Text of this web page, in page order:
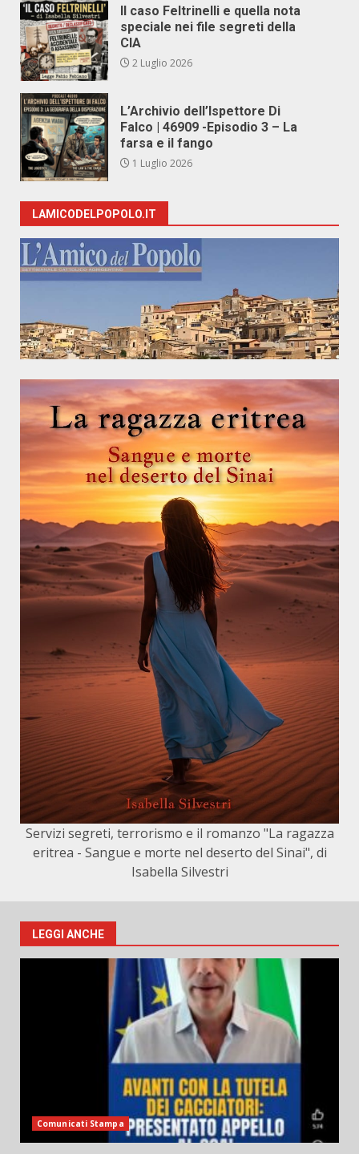
Il caso Feltrinelli e quella nota
speciale nei file segreti della
CIA
2 Luglio 2026
L’Archivio dell’Ispettore Di
Falco | 46909 -Episodio 3 – La
farsa e il fango
1 Luglio 2026
LAMICODELPOPOLO.IT
Servizi segreti, terrorismo e il romanzo "La ragazza
eritrea - Sangue e morte nel deserto del Sinai", di
Isabella Silvestri
LEGGI ANCHE
Comunicati Stampa